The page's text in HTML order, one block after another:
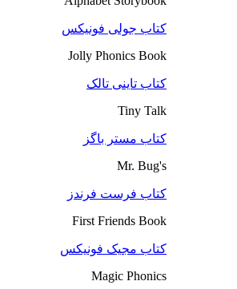
کتاب جولی فونیکس
Jolly Phonics Book
کتاب تاینی تالک
Tiny Talk
کتاب مستر باگز
Mr. Bug's
کتاب فرست فرندز
First Friends Book
کتاب مجیک فونیکس
Magic Phonics